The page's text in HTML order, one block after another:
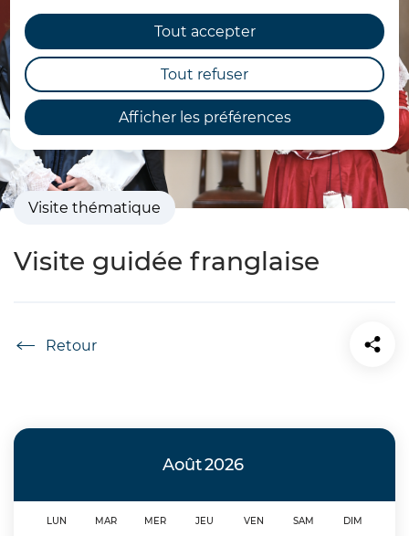
Afficher les préférences
Tout accepter
Tout refuser
Visite thématique
Visite guidée franglaise
Accueil
Août2026
LUN MAR MER JEU VEN SAM DIM